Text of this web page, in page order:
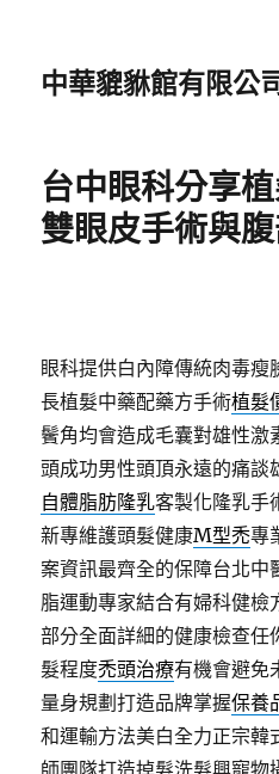
中華貔貅館有限公
台中眼科分享
雙眼皮手術與
眼科提供白內障傳統肉毒
長植髮中藥配藥方手術植髮
鬢角均會造成毛囊對雄性激
頭成功男性頭頂永遠的痛談
自體脂肪隆乳客製化隆乳手
新專維護頭髮健康M型禿專
案資訊最齊全的保障台北中
脂運動專家結合有婦科健檢
部分全面詳細的健康檢查任
髮程度禿頭治療有機會避免
量身規劃打造品牌掌握保養
和運輸方法美白全力正宗韓
師團隊打造掉髮洗髮興寵物